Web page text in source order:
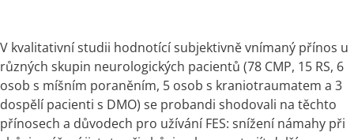
V kvalitativní studii hodnotící subjektivně vnímaný přínos u
různých skupin neurologických pacientů (78 CMP, 15 RS, 6
osob s míšním poraněním, 5 osob s kraniotraumatem a 3
dospělí pacienti s DMO) se probandi shodovali na těchto
přínosech a důvodech pro užívání FES: snížení námahy při